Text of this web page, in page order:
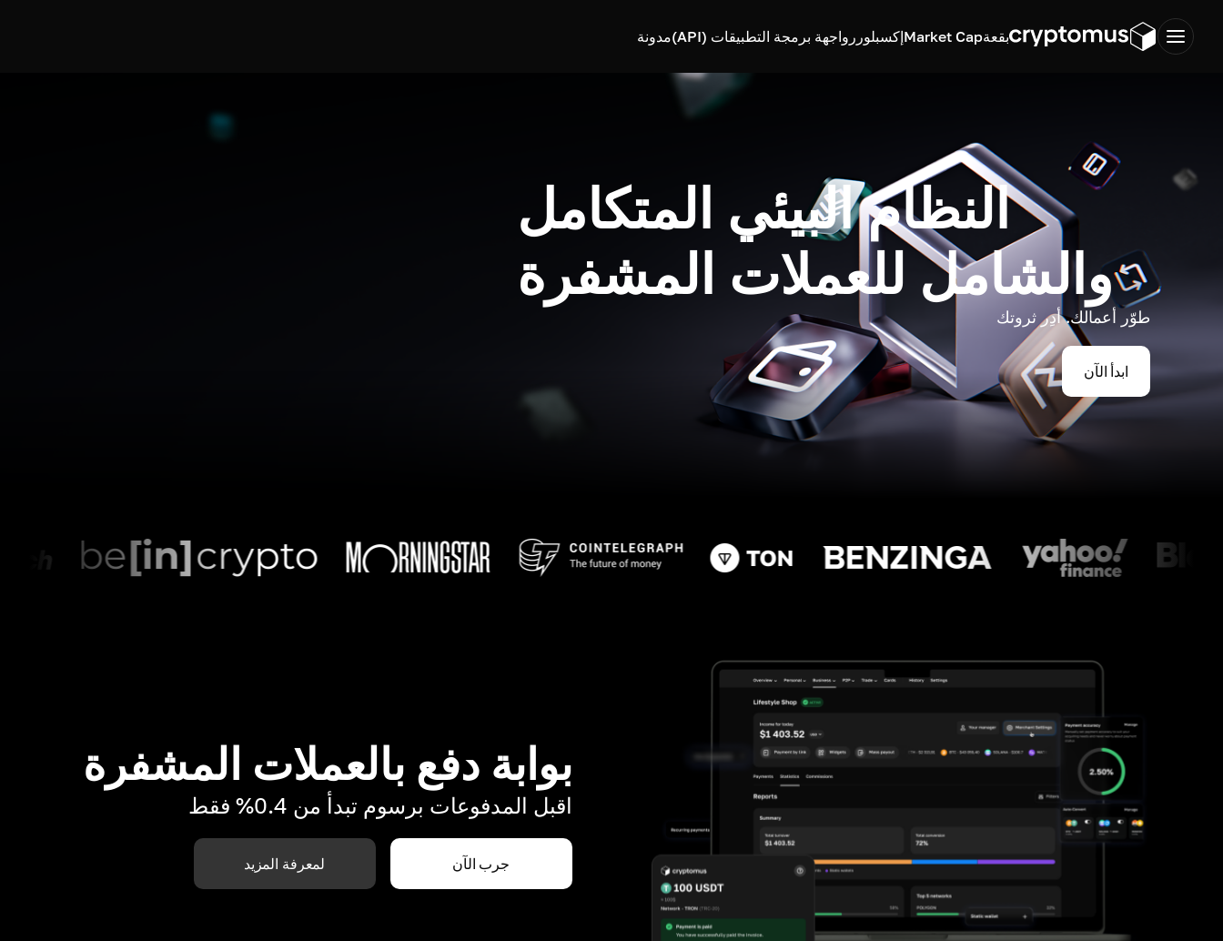
بقعةMarket Capإكسبلورر واجهة برمجة التطبيقات (API) مدونة
النظام البيئي المتكامل
والشامل للعملات المشفرة
طوّر أعمالك. أدِر ثروتك
ابدأ الآن
بوابة دفع بالعملات المشفرة
اقبل المدفوعات برسوم تبدأ من 0.4% فقط
جرب الآن لمعرفة المزيد